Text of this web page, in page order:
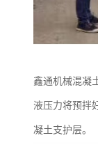
鑫通机械混凝
液压力将预拌
凝土支护层。